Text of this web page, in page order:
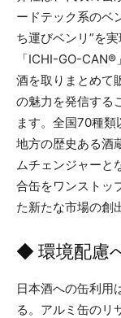
ードテック系のベ
ち運びベンリ”を
「ICHI-GO-
酒を取りまとめて
の魅力を発信する
ます。全国70種類
地方の歴史ある酒
ムチェンジャーと
合缶をワンストッ
た新たな市場の創
◆ 環境配慮
日本酒への缶利用
る。アルミ缶のリ